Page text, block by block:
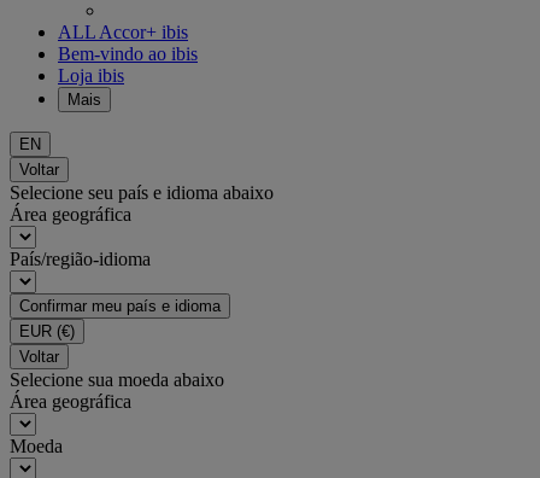
ALL Accor+ ibis
Bem-vindo ao ibis
Loja ibis
Mais
EN
Voltar
Selecione seu país e idioma abaixo
Área geográfica
País/região-idioma
Confirmar meu país e idioma
EUR (€)
Voltar
Selecione sua moeda abaixo
Área geográfica
Moeda